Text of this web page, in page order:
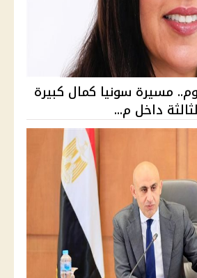
مسيرة سونيا كمال كبيرة
داخل م...